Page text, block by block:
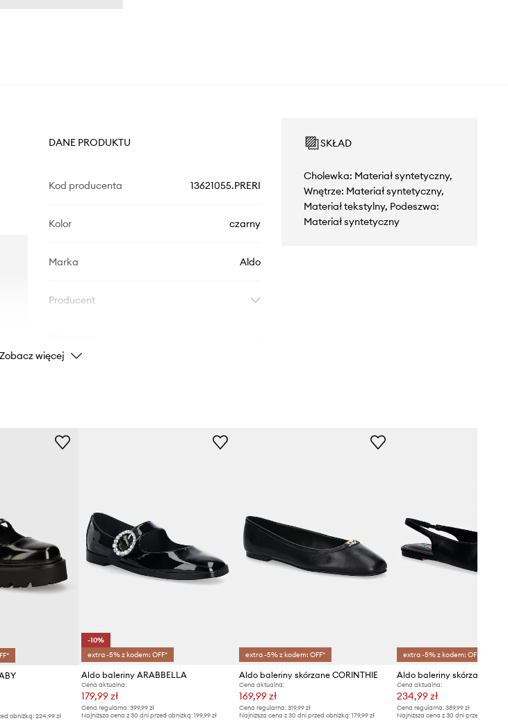
DANE PRODUKTU
Kod producenta 13621055.PRERI
Kolor czarny
Marka Aldo
Producent
SKŁAD
Cholewka: Materiał syntetyczny,
Wnętrze: Materiał syntetyczny,
Materiał tekstylny, Podeszwa:
Materiał syntetyczny
Zobacz więcej
obniżką: 224,99 zł
-10%
extra -5% z kodem: OFF*
Aldo baleriny ARABBELLA
Cena aktualna:
179,99 zł
Cena regularna: 399,99 zł
Najniższa cena z 30 dni przed obniżką: 199,99 zł
extra -5% z kodem: OFF*
Aldo baleriny skórzane CORINTHIE
Cena aktualna:
169,99 zł
Cena regularna:319,99 zł
Najniższa cena z 30 dni przed obniżką:179,99 zł
extra -5% z kodem: OFF*
Aldo baleriny skórzane
Cena aktualna:
234,99 zł
Cena regularna: 389,99 zł
Najniższa cena z 30 dni przed obniżką: